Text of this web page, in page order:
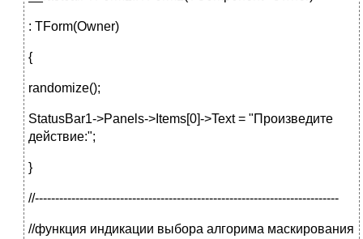
: TForm(Owner)
{
randomize();
StatusBar1->Panels->Items[0]->Text = "Произведите
действие:";
}
//---------------------------------------------------------------------------
//функция индикации выбора алгорима маскирования